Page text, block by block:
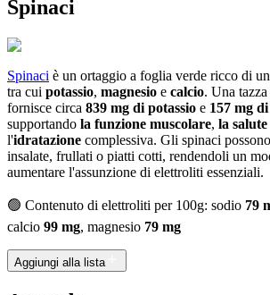
Spinaci
Spinaci è un ortaggio a foglia verde ricco di
tra cui potassio, magnesio e calcio. Una
fornisce circa 839 mg di potassio e 157 mg
supportando la funzione muscolare, la salute
l'idratazione complessiva. Gli spinaci
insalate, frullati o piatti cotti, rendendoli un
aumentare l'assunzione di elettroliti essenziali.
🟢 Contenuto di elettroliti per 100g: sodio 79
calcio 99 mg, magnesio 79 mg
Aggiungi alla lista